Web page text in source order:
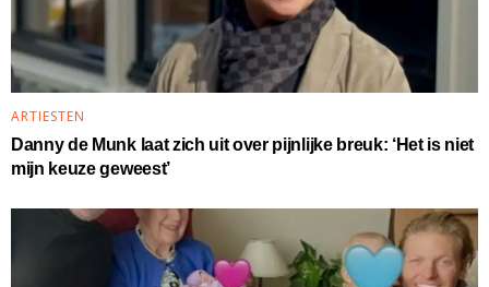
ARTIESTEN
Danny de Munk laat zich uit over pijnlijke breuk: ‘Het is niet
mijn keuze geweest’